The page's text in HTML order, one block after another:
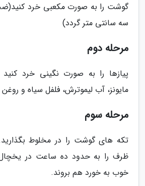
گوشت را به صورت مکعبی خرد
سه سانتی متر گردد)
مرحله دوم
پیازها را به صورت نگینی خرد
مایونز، آب لیموترش، فلفل سیاه و
مرحله سوم
تکه های گوشت را در مخلوط
ظرف را به حدود ده ساعت در یخچال
خوب به خورد هم بروند.